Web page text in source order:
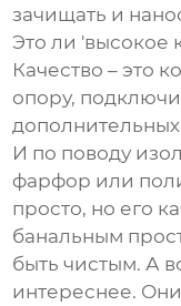
зачищать и
Это ли 'высокое
Качество – это
опору,
И по поводу
фарфор или
просто, но его
банальным
быть чистым. А
интереснее. Они